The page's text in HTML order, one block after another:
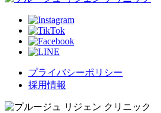
プライバシーポリシー
採用情報